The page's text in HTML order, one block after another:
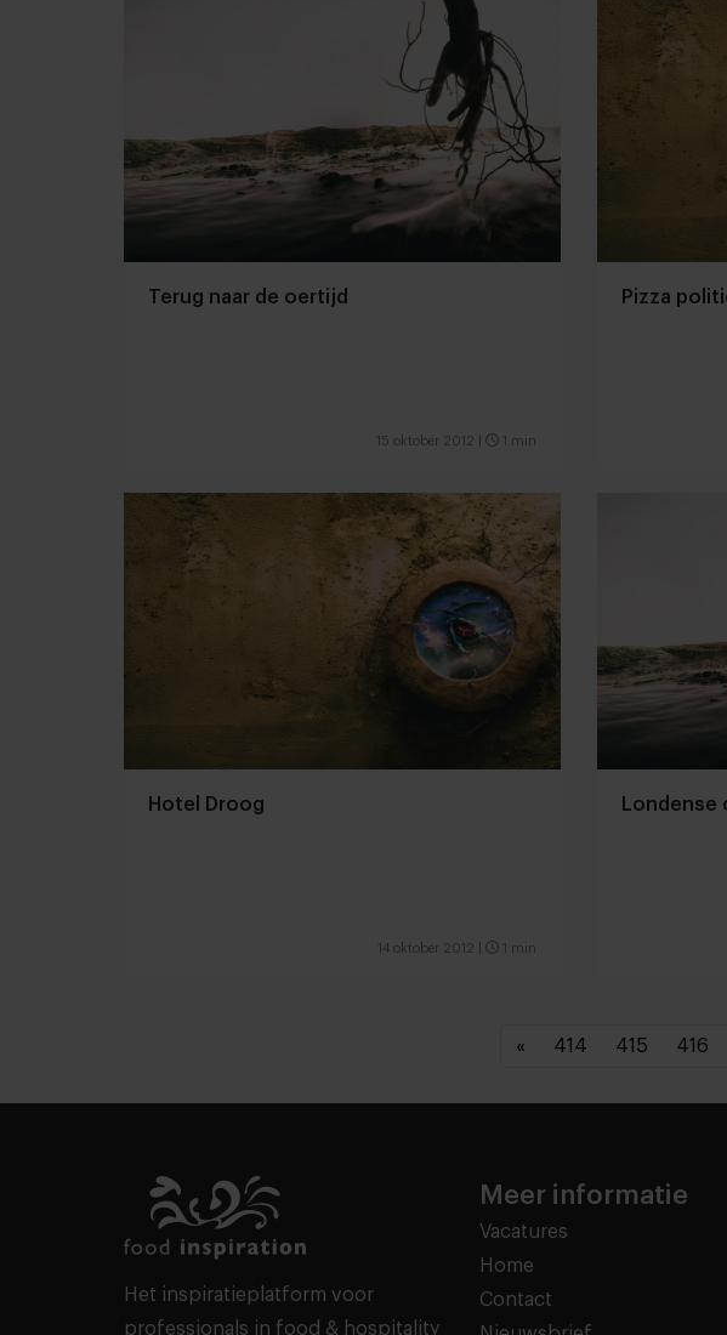
Terug naar de oertijd
15 oktober 2012 1 min
Pizza
Hotel Droog
14 oktober 2012 1 min
Londense
« 414 415 416
Het inspiratieplatform voor
professionals in food & hospitality
Meer informatie
Vacatures
Home
Contact